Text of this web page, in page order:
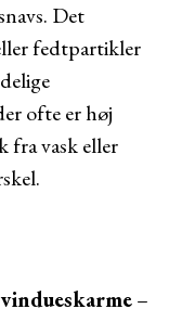
Det
fedtpartikler
ofte er høj
vask eller
–